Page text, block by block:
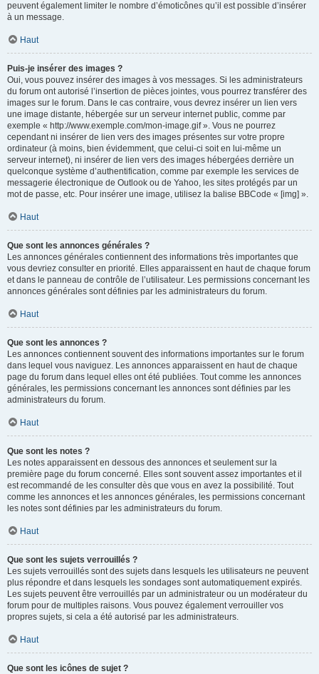
peuvent également limiter le nombre d’émoticônes qu’il est possible d’insérer
à un message.
Haut
Puis-je insérer des images ?
Oui, vous pouvez insérer des images à vos messages. Si les administrateurs
du forum ont autorisé l’insertion de pièces jointes, vous pourrez transférer des
images sur le forum. Dans le cas contraire, vous devrez insérer un lien vers
une image distante, hébergée sur un serveur internet public, comme par
exemple « http://www.exemple.com/mon-image.gif ». Vous ne pourrez
cependant ni insérer de lien vers des images présentes sur votre propre
ordinateur (à moins, bien évidemment, que celui-ci soit en lui-même un
serveur internet), ni insérer de lien vers des images hébergées derrière un
quelconque système d’authentification, comme par exemple les services de
messagerie électronique de Outlook ou de Yahoo, les sites protégés par un
mot de passe, etc. Pour insérer une image, utilisez la balise BBCode « [img] ».
Haut
Que sont les annonces générales ?
Les annonces générales contiennent des informations très importantes que
vous devriez consulter en priorité. Elles apparaissent en haut de chaque forum
et dans le panneau de contrôle de l’utilisateur. Les permissions concernant les
annonces générales sont définies par les administrateurs du forum.
Haut
Que sont les annonces ?
Les annonces contiennent souvent des informations importantes sur le forum
dans lequel vous naviguez. Les annonces apparaissent en haut de chaque
page du forum dans lequel elles ont été publiées. Tout comme les annonces
générales, les permissions concernant les annonces sont définies par les
administrateurs du forum.
Haut
Que sont les notes ?
Les notes apparaissent en dessous des annonces et seulement sur la
première page du forum concerné. Elles sont souvent assez importantes et il
est recommandé de les consulter dès que vous en avez la possibilité. Tout
comme les annonces et les annonces générales, les permissions concernant
les notes sont définies par les administrateurs du forum.
Haut
Que sont les sujets verrouillés ?
Les sujets verrouillés sont des sujets dans lesquels les utilisateurs ne peuvent
plus répondre et dans lesquels les sondages sont automatiquement expirés.
Les sujets peuvent être verrouillés par un administrateur ou un modérateur du
forum pour de multiples raisons. Vous pouvez également verrouiller vos
propres sujets, si cela a été autorisé par les administrateurs.
Haut
Que sont les icônes de sujet ?